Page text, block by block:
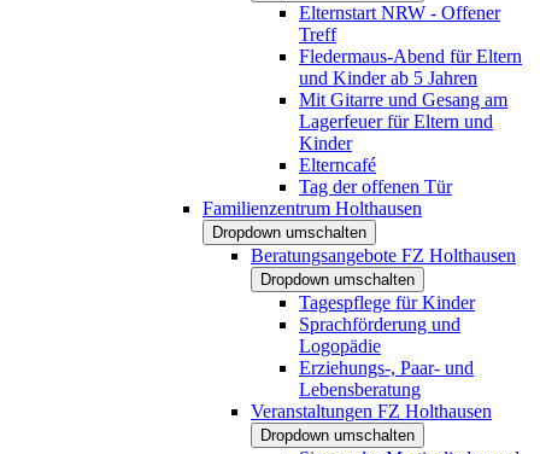
Elternstart NRW - Offener
Treff
Fledermaus-Abend für Eltern
und Kinder ab 5 Jahren
Mit Gitarre und Gesang am
Lagerfeuer für Eltern und
Kinder
Elterncafé
Tag der offenen Tür
Familienzentrum Holthausen
Dropdown umschalten
Beratungsangebote FZ Holthausen
Dropdown umschalten
Tagespflege für Kinder
Sprachförderung und
Logopädie
Erziehungs-, Paar- und
Lebensberatung
Veranstaltungen FZ Holthausen
Dropdown umschalten